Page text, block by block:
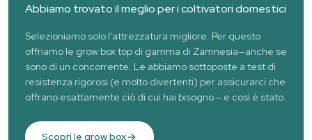
Abbiamo trovato il meglio per i coltivatori domestici
Selezioniamo solo l'attrezzatura migliore. Per questo
offriamo le grow box top di gamma di Zamnesia—anche se
sono di un concorrente. Le abbiamo sottoposte a test di
resistenza rigorosi (e molto divertenti) per assicurarci che
offrano esattamente ciò di cui hai bisogno – e così è stato.
Scopri le grow box